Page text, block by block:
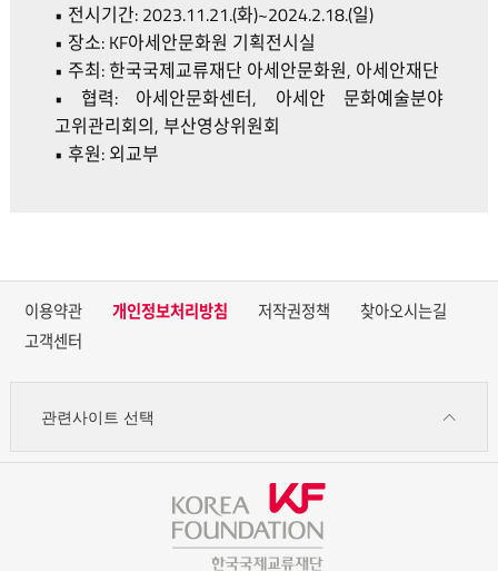
• 전시기간: 2023.11.21.(화)~2024.2.18.(일)
• 장소: KF아세안문화원 기획전시실
• 주최: 한국국제교류재단 아세안문화원, 아세안재단
• 협력: 아세안문화센터, 아세안 문화예술분야
고위관리회의, 부산영상위원회
• 후원: 외교부
이용약관 개인정보처리방침 저작권정책
찾아오시는길
고객센터
관련사이트 선택